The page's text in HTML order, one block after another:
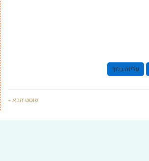
עליזה בלוך
פוסט הבא »